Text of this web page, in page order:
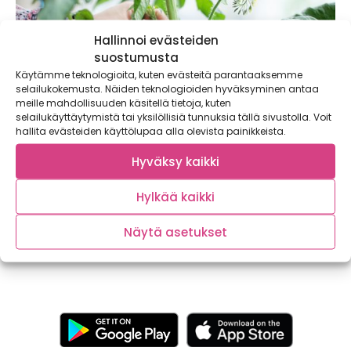
Hallinnoi evästeiden
suostumusta
Käytämme teknologioita, kuten evästeitä parantaaksemme
selailukokemusta. Näiden teknologioiden hyväksyminen antaa
meille mahdollisuuden käsitellä tietoja, kuten
selailukäyttäytymistä tai yksilöllisiä tunnuksia tällä sivustolla. Voit
hallita evästeiden käyttölupaa alla olevista painikkeista.
Hyväksy kaikki
Hylkää kaikki
Näytä asetukset
Hyötykasvien hyvinvointi
Tänä kesänä Satokausikalenterin blogi päivittyy myös
puutarhakuulumisilla. Turkulaiset puutarhurit Riikka ja
Wiivi tarjoavat vinkkejä ja tietoa...